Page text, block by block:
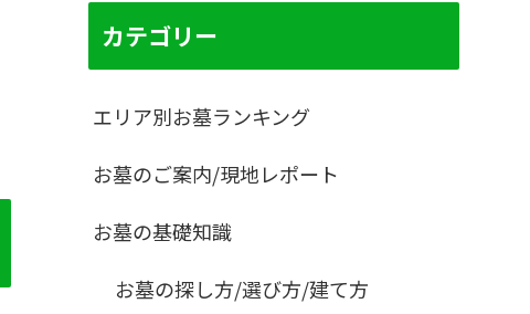
カテゴリー
エリア別お墓ランキング
お墓のご案内/現地レポート
お墓の基礎知識
お墓の探し方/選び方/建て方